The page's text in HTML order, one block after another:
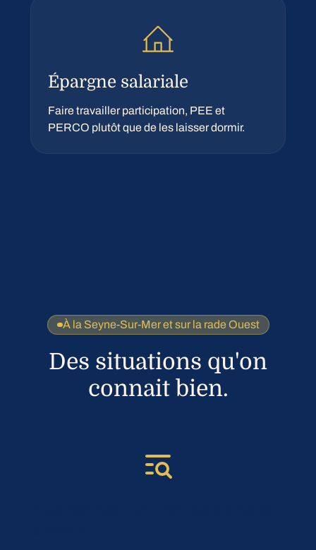
Épargne salariale
Faire travailler participation, PEE et
PERCO plutôt que de les laisser dormir.
À la Seyne-Sur-Mer et sur la rade Ouest
Des situations qu'on
connait bien.